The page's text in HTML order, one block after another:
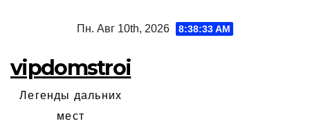
Пн. Авг 10th, 2026 8:38:34 AM
vipdomstroi
Легенды дальних
мест